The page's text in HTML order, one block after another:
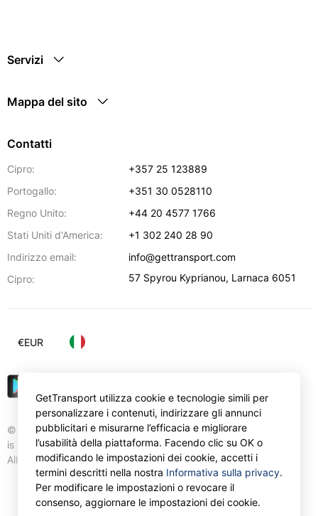
Servizi
Mappa del sito
Contatti
Cipro:
+357 25 123889
Portogallo:
+351 30 0528110
Regno Unito:
+44 20 4577 1766
Stati Uniti d'America:
+1 302 240 28 90
Indirizzo email:
info@gettransport.com
Cipro:
57 Spyrou Kyprianou, Larnaca 6051
© Gettransport International Limited. GetTransport®
is trademark of Gettransport International Limited.
All rights reserved.
€EUR
GetTransport utilizza cookie e tecnologie simili per
personalizzare i contenuti, indirizzare gli annunci
pubblicitari e misurarne l’efficacia e migliorare
l’usabilità della piattaforma. Facendo clic su OK o
modificando le impostazioni dei cookie, accetti i
termini descritti nella nostra Informativa sulla privacy.
Per modificare le impostazioni o revocare il
consenso, aggiornare le impostazioni dei cookie.